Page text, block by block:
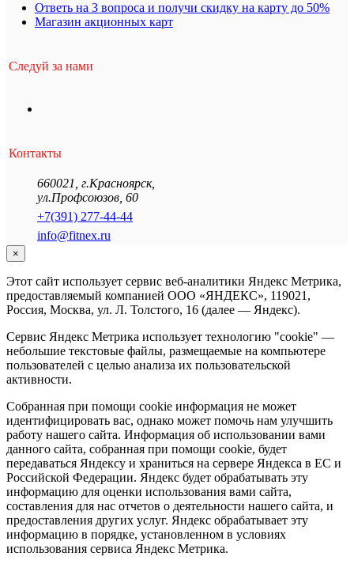
Ответь на 3 вопроса и получи скидку на карту до 50%
Магазин акционных карт
Следуй за нами
Контакты
660021 г.Красноярск,
ул.Профсоюзов, 60
+7(391) 277-44-44
info@fitnex.ru
×
Этот сайт использует сервис веб-аналитики Яндекс Метрика,
предоставляемый компанией ООО «ЯНДЕКС», 119021,
Россия, Москва, ул. Л. Толстого, 16 (далее — Яндекс).
Сервис Яндекс Метрика использует технологию "cookie" —
небольшие текстовые файлы, размещаемые на компьютере
пользователей с целью анализа их пользовательской
активности.
Собранная при помощи cookie информация не может
идентифицировать вас, однако может помочь нам улучшить
работу нашего сайта. Информация об использовании вами
данного сайта, собранная при помощи cookie, будет
передаваться Яндексу и храниться на сервере Яндекса в ЕС и
Российской Федерации. Яндекс будет обрабатывать эту
информацию для оценки использования вами сайта,
составления для нас отчетов о деятельности нашего сайта, и
предоставления других услуг. Яндекс обрабатывает эту
информацию в порядке, установленном в условиях
использования сервиса Яндекс Метрика.